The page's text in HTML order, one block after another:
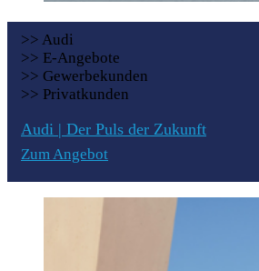
>> Audi
>> E-Angebote
>> Gewerbekunden
>> Privatkunden
Audi | Der Puls der Zukunft
Zum Angebot